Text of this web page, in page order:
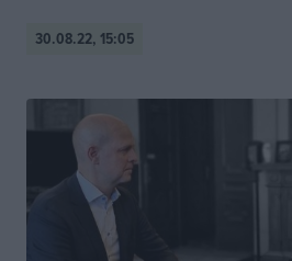
30.08.22, 15:05